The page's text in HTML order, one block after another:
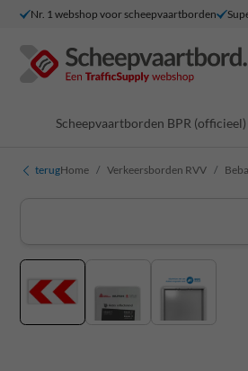
Nr. 1 webshop voor scheepvaartborden
Scheepvaartborden BPR (officieel)
terugHome Verkeersborden RVV